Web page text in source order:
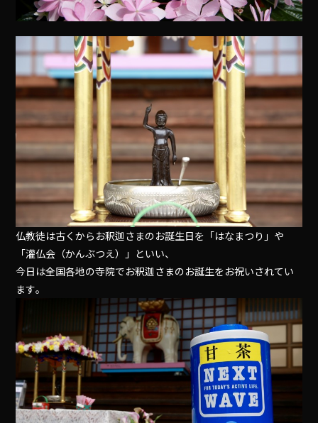
仏教徒は古くからお釈迦さまのお誕生日を「はなまつり」や
「灌仏会（かんぶつえ）」といい、
今日は全国各地の寺院でお釈迦さまのお誕生をお祝いされてい
ます｡